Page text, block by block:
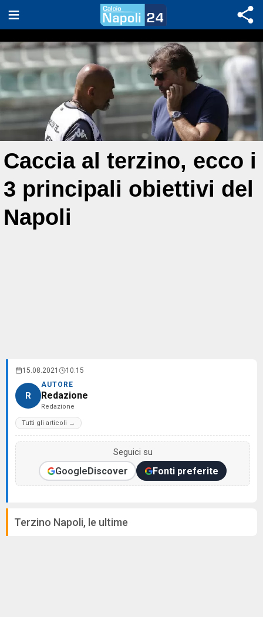
Caccia al terzino, ecco i
3 principali obiettivi del
Napoli
15.08.2021 10:15
R
AUTORE
Redazione
Redazione
Tutti gli articoli →
Seguici su
GoogleDiscover Fonti preferite
Terzino Napoli, le ultime